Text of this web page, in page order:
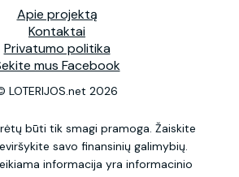
Apie projektą
Kontaktai
Privatumo politika
mus Facebook
LOTERIJOS.net 2026
būti tik smagi pramoga. Žaiskite
savo finansinių galimybių.
informacija yra informacinio